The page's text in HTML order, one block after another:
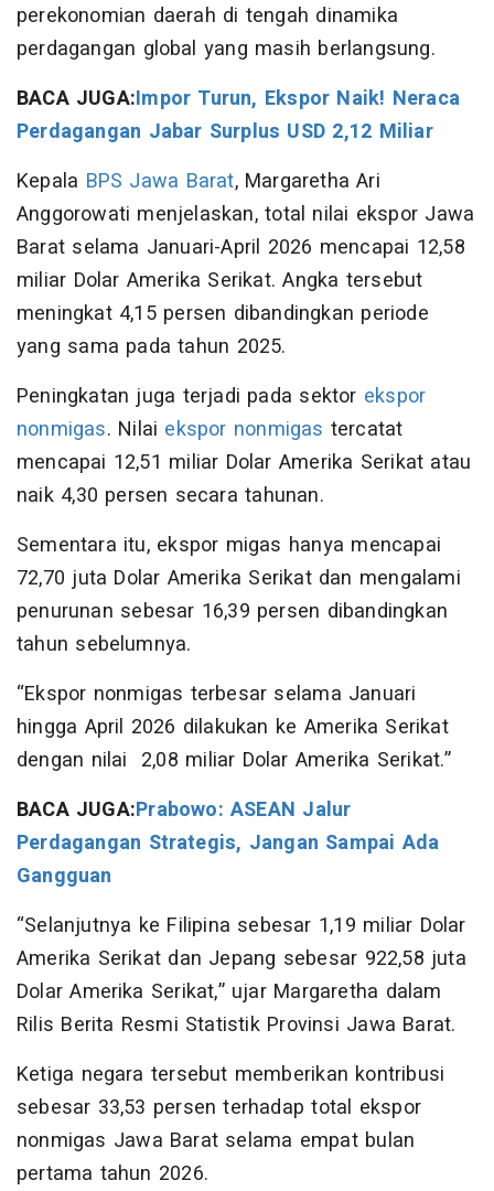
perekonomian daerah di tengah dinamika
perdagangan global yang masih berlangsung.
BACA JUGA:Impor Turun, Ekspor Naik! Neraca
Perdagangan Jabar Surplus USD 2,12 Miliar
Kepala BPS Jawa Barat, Margaretha Ari
Anggorowati menjelaskan, total nilai ekspor Jawa
Barat selama Januari-April 2026 mencapai 12,58
miliar Dolar Amerika Serikat. Angka tersebut
meningkat 4,15 persen dibandingkan periode
yang sama pada tahun 2025.
Peningkatan juga terjadi pada sektor ekspor
nonmigas. Nilai ekspor nonmigas tercatat
mencapai 12,51 miliar Dolar Amerika Serikat atau
naik 4,30 persen secara tahunan.
Sementara itu, ekspor migas hanya mencapai
72,70 juta Dolar Amerika Serikat dan mengalami
penurunan sebesar 16,39 persen dibandingkan
tahun sebelumnya.
“Ekspor nonmigas terbesar selama Januari
hingga April 2026 dilakukan ke Amerika Serikat
dengan nilai 2,08 miliar Dolar Amerika Serikat.”
BACA JUGA:Prabowo: ASEAN Jalur
Perdagangan Strategis, Jangan Sampai Ada
Gangguan
“Selanjutnya ke Filipina sebesar 1,19 miliar Dolar
Amerika Serikat dan Jepang sebesar 922,58 juta
Dolar Amerika Serikat,” ujar Margaretha dalam
Rilis Berita Resmi Statistik Provinsi Jawa Barat.
Ketiga negara tersebut memberikan kontribusi
sebesar 33,53 persen terhadap total ekspor
nonmigas Jawa Barat selama empat bulan
pertama tahun 2026.